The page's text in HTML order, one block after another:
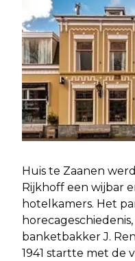
Huis te Zaanen
Rijkhoff een wijbar
hotelkamers. Het
banketbakker J.
1941 startte met de